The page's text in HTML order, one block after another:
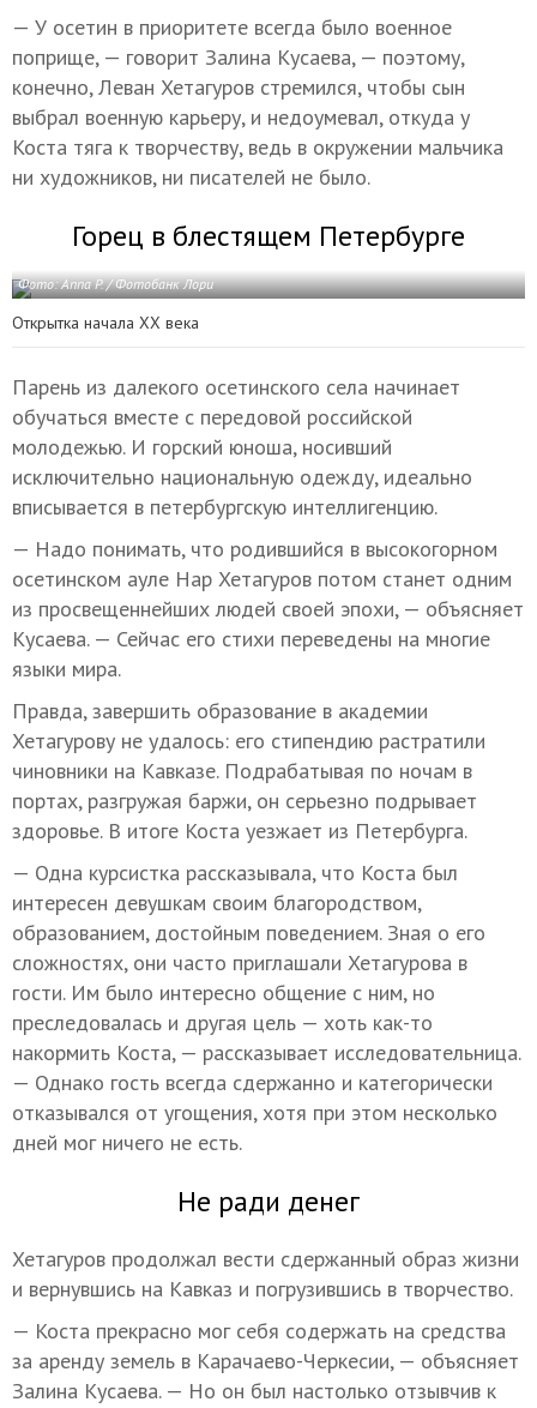
— У осетин в приоритете всегда было военное
поприще, — говорит Залина Кусаева, — поэтому,
конечно, Леван Хетагуров стремился, чтобы сын
выбрал военную карьеру, и недоумевал, откуда у
Коста тяга к творчеству, ведь в окружении мальчика
ни художников, ни писателей не было.
Горец в блестящем Петербурге
Фото: Anna P. / Фотобанк Лори
Открытка начала XX века
Парень из далекого осетинского села начинает
обучаться вместе с передовой российской
молодежью. И горский юноша, носивший
исключительно национальную одежду, идеально
вписывается в петербургскую интеллигенцию.
— Надо понимать, что родившийся в высокогорном
осетинском ауле Нар Хетагуров потом станет одним
из просвещеннейших людей своей эпохи, — объясняет
Кусаева. — Сейчас его стихи переведены на многие
языки мира.
Правда, завершить образование в академии
Хетагурову не удалось: его стипендию растратили
чиновники на Кавказе. Подрабатывая по ночам в
портах, разгружая баржи, он серьезно подрывает
здоровье. В итоге Коста уезжает из Петербурга.
— Одна курсистка рассказывала, что Коста был
интересен девушкам своим благородством,
образованием, достойным поведением. Зная о его
сложностях, они часто приглашали Хетагурова в
гости. Им было интересно общение с ним, но
преследовалась и другая цель — хоть как-то
накормить Коста, — рассказывает исследовательница.
— Однако гость всегда сдержанно и категорически
отказывался от угощения, хотя при этом несколько
дней мог ничего не есть.
Не ради денег
Хетагуров продолжал вести сдержанный образ жизни
и вернувшись на Кавказ и погрузившись в творчество.
— Коста прекрасно мог себя содержать на средства
за аренду земель в Карачаево-Черкесии, — объясняет
Залина Кусаева. — Но он был настолько отзывчив к